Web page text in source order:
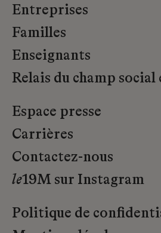
Entreprises
Familles
Enseignants
Relais du champ
Espace presse
Carrières
Contactez-nous
le19M sur Instagram
Politique de